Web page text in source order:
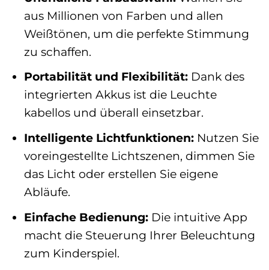
aus Millionen von Farben und allen
Weißtönen, um die perfekte Stimmung
zu schaffen.
Portabilität und Flexibilität:Dank des
integrierten Akkus ist die Leuchte
kabellos und überall einsetzbar.
Intelligente Lichtfunktionen:Nutzen Sie
voreingestellte Lichtszenen, dimmen Sie
das Licht oder erstellen Sie eigene
Abläufe.
Einfache Bedienung:Die intuitive App
macht die Steuerung Ihrer Beleuchtung
zum Kinderspiel.